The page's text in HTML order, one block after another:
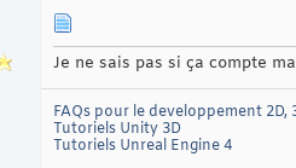
Je ne sais pas si ça compte
FAQs pour le developpement 2D,
Tutoriels Unity 3D
Tutoriels Unreal Engine 4